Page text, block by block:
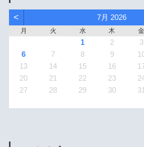
< 7月 2026
月 火 水 木 金
1 2 3
6
7 8 9
13
14 15 16
20
21 22 23
27
28 29 30 31